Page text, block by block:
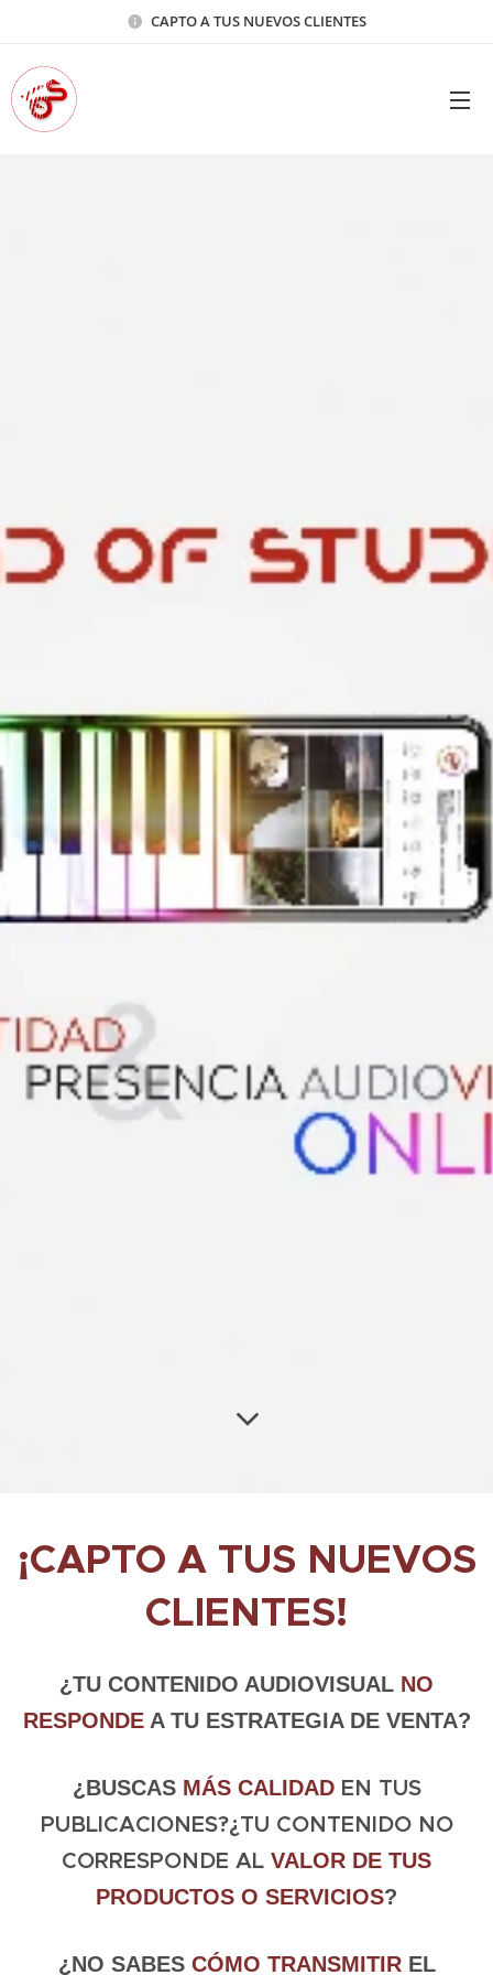
CAPTO A TUS NUEVOS CLIENTES
¡CAPTO A TUS NUEVOS
CLIENTES!
¿TU CONTENIDO AUDIOVISUAL NO
RESPONDE A TU ESTRATEGIA DE VENTA?
¿BUSCAS MÁS CALIDAD EN TUS
PUBLICACIONES?¿TU CONTENIDO NO
CORRESPONDE AL VALOR DE TUS
PRODUCTOS O SERVICIOS?
¿NO SABES CÓMO TRANSMITIR EL